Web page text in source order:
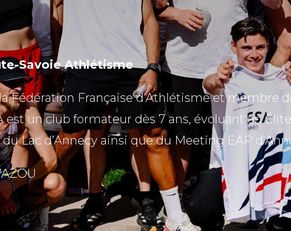
Savoie Athlétisme
Fédération Française d’Athlétisme et membre
est un club formateur dès 7 ans, évoluant en
Lac d’Annecy ainsi que du Meeting EAP